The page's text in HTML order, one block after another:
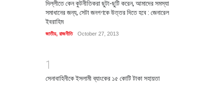
দিল্লীতে কেন কুটনীতিকরা ছুটা-ছুটি করেন, আমাদের সমস্যা
সমাধানের জন্য, সেটা জনগণকে উত্তর দিতে হবে : জেনারেল
ইবরাহিম
জাতীয়, রাজনীতি October 27, 2013
1
সেনাবাহিনীকে ইসলামী ব্যাংকের ১৫ কোটি টাকা সহায়তা